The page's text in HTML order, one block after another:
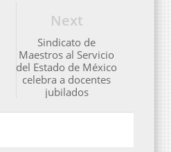
Next
Sindicato de
Maestros al Servicio
del Estado de México
celebra a docentes
jubilados